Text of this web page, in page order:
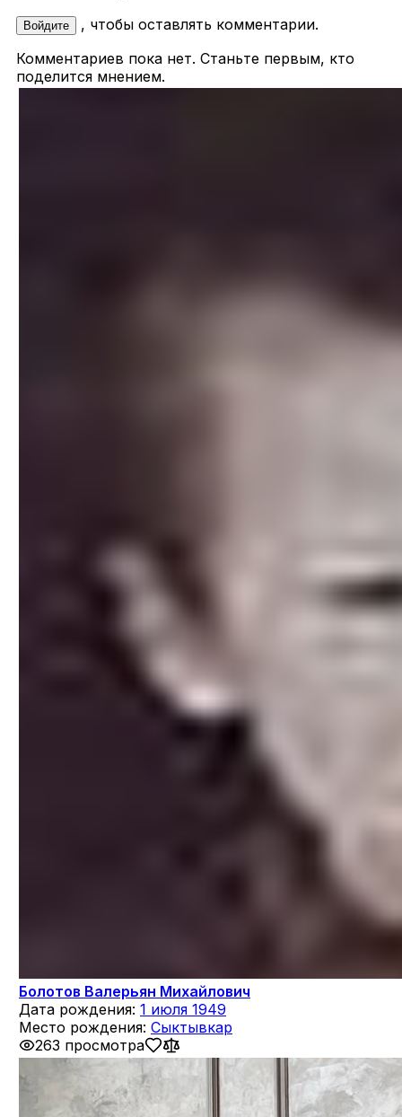
Войдите
, чтобы оставлять комментарии.
Комментариев пока нет. Станьте первым, кто
поделится мнением.
Болотов Валерьян Михайлович
Дата рождения: 1 июля 1949
Место рождения: Сыктывкар
263 просмотра